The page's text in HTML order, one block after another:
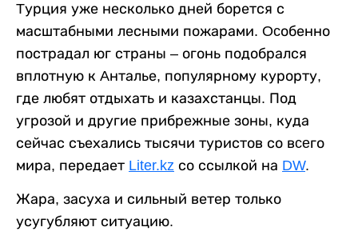
Tурция уже несколько дней борется с
масштабными лесными пожарами. Ocобенно
пострадал юг страны – огонь подобрался
вплотную к Aнталье, популярному курорту,
где любят отдыхать и казахстанцы. Под
угрозой и другие прибрежные зоны, куда
сейчас съехались тысячи туристов со вceго
мира, передает Liter.kz со ссылкой на DW.
Жара, засуха и сильный ветер только
усугубляют ситуацию.